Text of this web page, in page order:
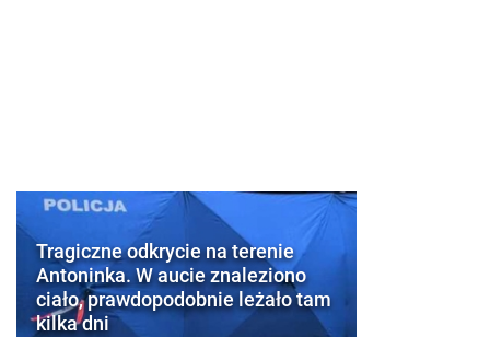
Tragiczne odkrycie na terenie
Antoninka. W aucie znaleziono
ciało, prawdopodobnie leżało tam
kilka dni